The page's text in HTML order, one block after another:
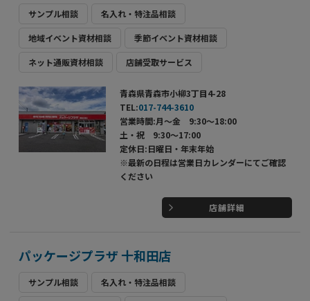
サンプル相談 名入れ・特注品相談
地域イベント資材相談 季節イベント資材相談
ネット通販資材相談 店舗受取サービス
青森県青森市小柳3丁目4-28
TEL:017-744-3610
営業時間:月～金 9:30～18:00
土・祝 9:30～17:00
定休日:日曜日・年末年始
※最新の日程は営業日カレンダーにてご確認
ください
店舗詳細
パッケージプラザ 十和田店
サンプル相談 名入れ・特注品相談